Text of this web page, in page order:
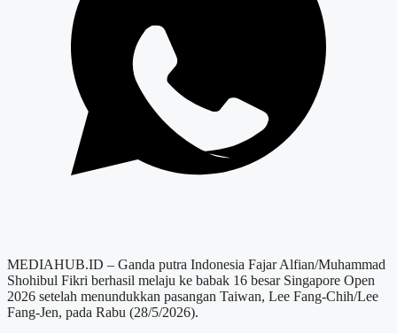
MEDIAHUB.ID – Ganda putra Indonesia Fajar Alfian/Muhammad
Shohibul Fikri berhasil melaju ke babak 16 besar Singapore Open
2026 setelah menundukkan pasangan Taiwan, Lee Fang-Chih/Lee
Fang-Jen, pada Rabu (28/5/2026).